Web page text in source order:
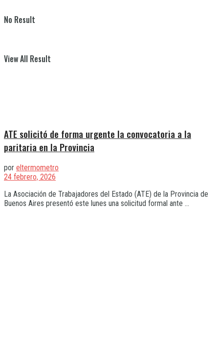
No Result
View All Result
ATE solicitó de forma urgente la convocatoria a la
paritaria en la Provincia
por eltermometro
24 febrero, 2026
La Asociación de Trabajadores del Estado (ATE) de la Provincia de
Buenos Aires presentó este lunes una solicitud formal ante ...